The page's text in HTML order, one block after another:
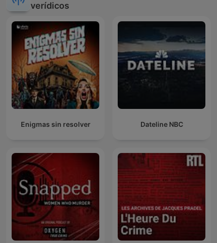
verídicos
Enigmas sin resolver Dateline NBC